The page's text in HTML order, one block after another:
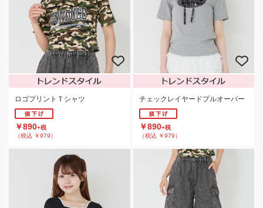
ロゴプリントＴシャツ
￥890+税
（税込 ￥979）
チェックレイヤードプルオーバー
￥890+税
（税込 ￥979）